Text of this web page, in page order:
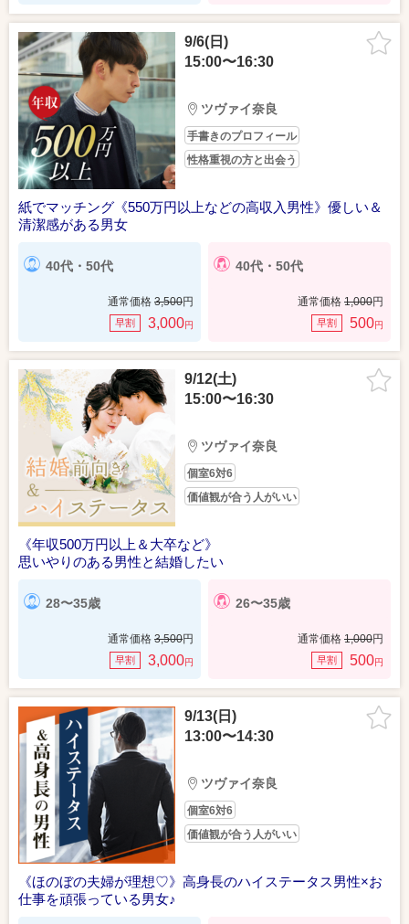
9/6(日)
15:00〜16:30
ツヴァイ奈良
手書きのプロフィール
性格重視の方と出会う
紙でマッチング《550万円以上などの高収入男性》優しい＆
清潔感がある男女
40代・50代
通常価格 3,500円
早割 3,000円
40代・50代
通常価格 1,000円
早割 500円
9/12(土)
15:00〜16:30
ツヴァイ奈良
個室6対6
価値観が合う人がいい
《年収500万円以上＆大卒など》
思いやりのある男性と結婚したい
28〜35歳
通常価格 3,500円
早割 3,000円
26〜35歳
通常価格 1,000円
早割 500円
9/13(日)
13:00〜14:30
ツヴァイ奈良
個室6対6
価値観が合う人がいい
《ほのぼの夫婦が理想♡》高身長のハイステータス男性×お
仕事を頑張っている男女♪